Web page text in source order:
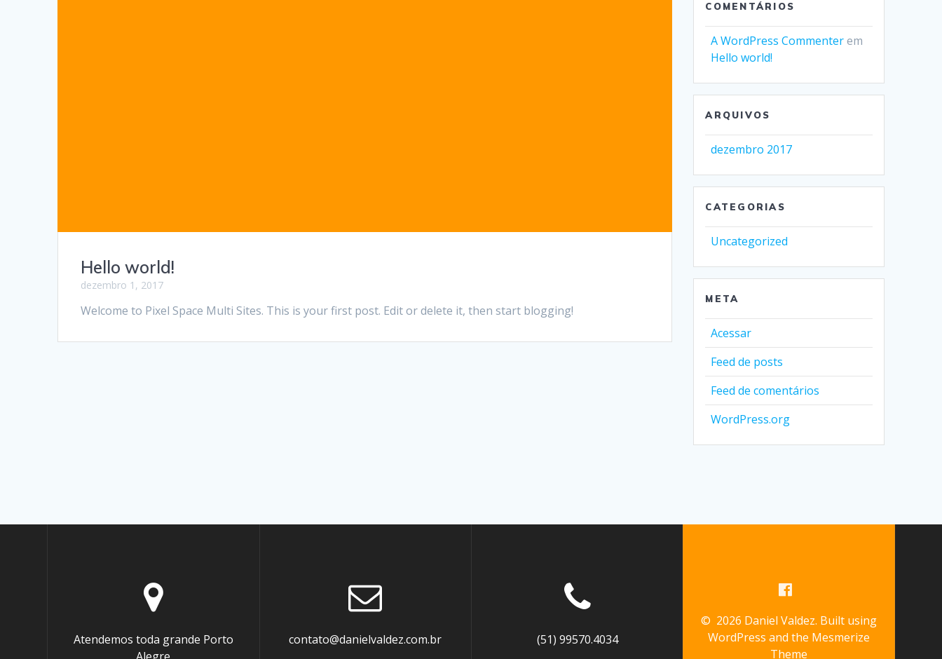
Hello world!
dezembro 1, 2017
Welcome to Pixel Space Multi Sites. This is your first post. Edit or delete it, then start blogging!
COMENTÁRIOS
A WordPress Commenterem
Hello world!
ARQUIVOS
dezembro 2017
CATEGORIAS
Uncategorized
META
Acessar
Feed de posts
Feed de comentários
WordPress.org
Atendemos toda grande Porto
contato@danielvaldez.com.br (51) 99570.4034
© 2026 Daniel Valdez. Built using
WordPress and the Mesmerize
Theme